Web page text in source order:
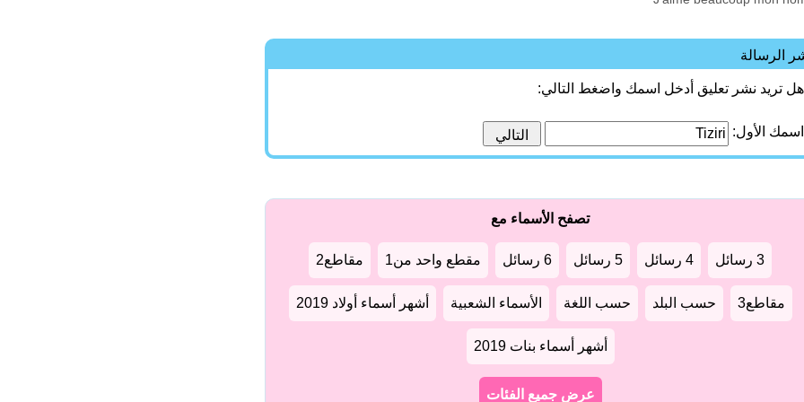
الرسالة
هل تريد نشر تعليق أدخل اسمك واضغط التالي:
اسمك الأول:
تصفح الأسماء مع
3 رسائل 4 رسائل 5 رسائل 6 رسائل مقطع واحد من1 مقاطع2
مقاطع3 حسب البلد حسب اللغة الأسماء الشعبية أشهر أسماء أولاد 2019
أشهر أسماء بنات 2019
عرض جميع الفئات